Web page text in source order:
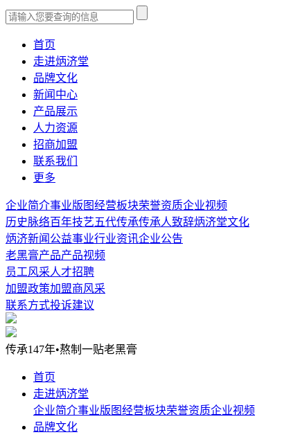
首页
走进炳济堂
品牌文化
新闻中心
产品展示
人力资源
招商加盟
联系我们
更多
企业简介事业版图经营板块荣誉资质企业视频
历史脉络百年技艺五代传承传承人致辞炳济堂文化
炳济新闻 公益事业行业资讯企业公告
老黑膏产品产品视频
员工风采人才招聘
加盟政策加盟商风采
联系方式投诉建议
传承147年•熬制一贴老黑膏
首页
走进炳济堂
企业简介事业版图经营板块荣誉资质企业视频
品牌文化